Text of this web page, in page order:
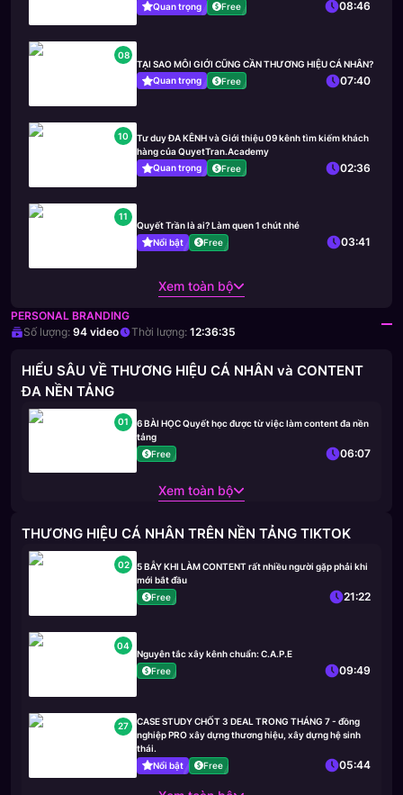
Quan trọng
Free 08:46
08
TẠI SAO MÔI GIỚI CŨNG CẦN THƯƠNG HIỆU CÁ NHÂN?
Quan trọng
Free 07:40
10
Tư duy ĐA KÊNH và Giới thiệu 09 kênh tìm kiếm khách
hàng của QuyetTran.Academy
Quan trọng
Free 02:36
11
Quyết Trần là ai? Làm quen 1 chút nhé
Nổi bật
Free 03:41
Xem toàn bộ
PERSONAL BRANDING
Số lượng: 94 video Thời lượng: 12:36:35
HIỂU SÂU VỀ THƯƠNG HIỆU CÁ NHÂN và CONTENT
ĐA NỀN TẢNG
01
6 BÀI HỌC Quyết học được từ việc làm content đa nền
tảng
Free
06:07
Xem toàn bộ
THƯƠNG HIỆU CÁ NHÂN TRÊN NỀN TẢNG TIKTOK
02
5 BẪY KHI LÀM CONTENT rất nhiều người gặp phải khi
mới bắt đầu
Free
21:22
04
Nguyên tắc xây kênh chuẩn: C.A.P.E
Free
09:49
27
CASE STUDY CHỐT 3 DEAL TRONG THÁNG 7 - đồng
nghiệp PRO xây dựng thương hiệu, xây dựng hệ sinh
thái.
Nổi bật
Free 05:44